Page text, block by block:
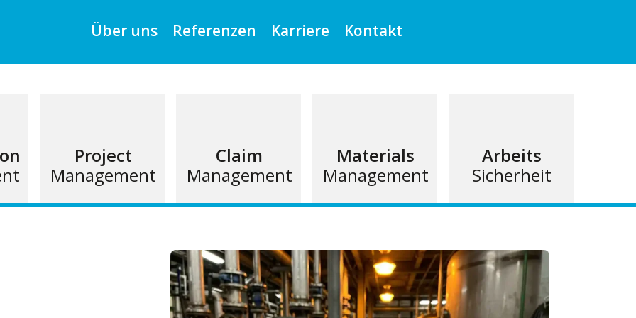
Über uns Referenzen Karriere Kontakt
Project
Management
Claim
Management
Materials
Management
Arbeits
Sicherheit